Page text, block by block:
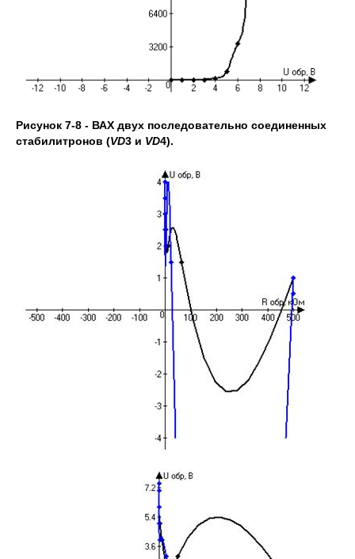
Рисунок 7-8 - ВАХ двух последовательно соединенных
стабилитронов (VD3 и VD4).